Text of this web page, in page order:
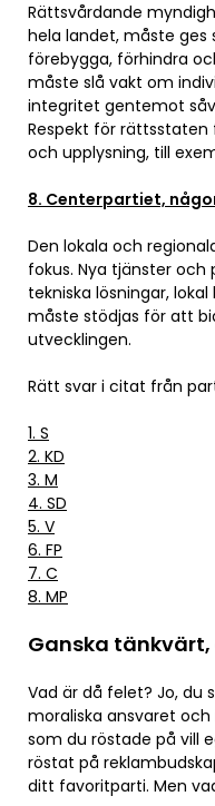
Rättsvårdande
hela landet, måste ges
förebygga, förhindra
måste slå vakt om
integritet gentemot
Respekt för
och upplysning, till
8. Centerpartiet,
Den lokala och
fokus. Nya tjänster
tekniska lösningar,
måste stödjas för att
utvecklingen.
Rätt svar i citat från
1. S
2. KD
3. M
4. SD
5. V
6. FP
7. C
8. MP
Ganska tänkvärt,
Vad är då felet? Jo, du
moraliska ansvaret
som du röstade på vill
röstat på
ditt favoritparti. Men